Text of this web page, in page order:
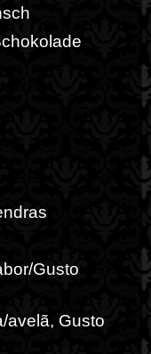
Gusto
avelã, Gusto